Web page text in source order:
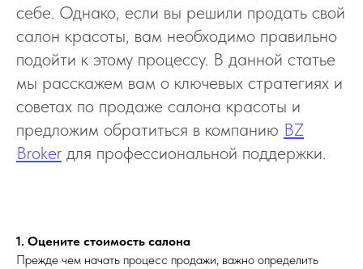
себе. Однако, если вы решили продать свой
салон красоты, вам необходимо правильно
подойти к этому процессу. В данной статье
мы расскажем вам о ключевых стратегиях и
советах по продаже салона красоты и
предложим обратиться в компанию BZ
Broker для профессиональной поддержки.
1. Оцените стоимость салона
Прежде чем начать процесс продажи, важно определить